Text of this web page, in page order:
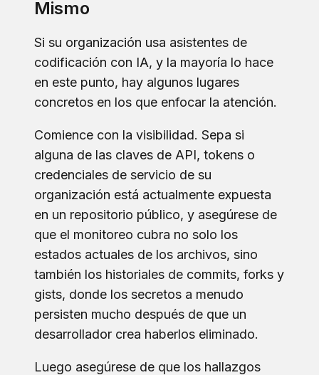
Mismo
Si su organización usa asistentes de
codificación con IA, y la mayoría lo hace
en este punto, hay algunos lugares
concretos en los que enfocar la atención.
Comience con la visibilidad. Sepa si
alguna de las claves de API, tokens o
credenciales de servicio de su
organización está actualmente expuesta
en un repositorio público, y asegúrese de
que el monitoreo cubra no solo los
estados actuales de los archivos, sino
también los historiales de commits, forks y
gists, donde los secretos a menudo
persisten mucho después de que un
desarrollador crea haberlos eliminado.
Luego asegúrese de que los hallazgos